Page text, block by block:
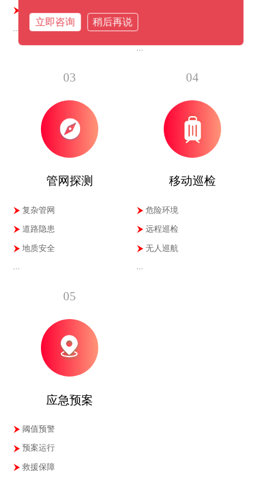
...
...
03
管网探测
复杂管网
道路隐患
地质安全
04
移动巡检
危险环境
远程巡检
无人巡航
05
应急预案
阈值预警
预案运行
救援保障
立即咨询 稍后再说